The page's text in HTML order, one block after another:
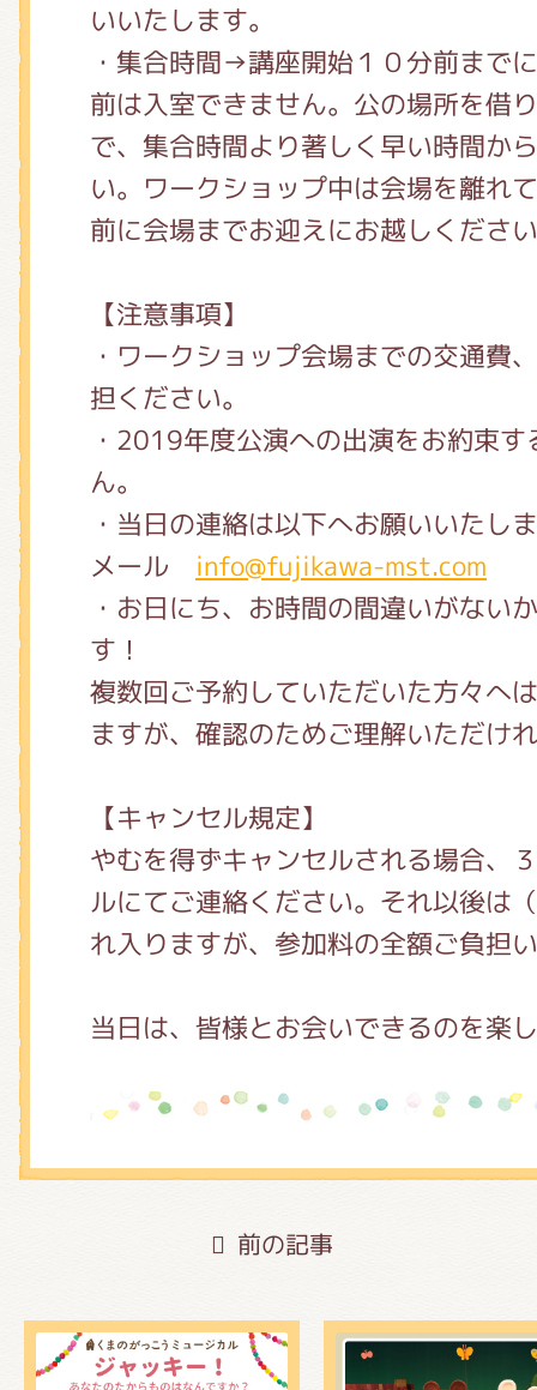
いいたします。
・集合時間→講座開始１０分前まで
前は入室できません。公の場所を借
で、集合時間より著しく早い時間か
い。ワークショップ中は会場を離れ
前に会場までお迎えにお越しくださ
【注意事項】
・ワークショップ会場までの交通費
担ください。
・2019年度公演への出演をお約束
ん。
・当日の連絡は以下へお願いいたし
メール info@fujikawa-mst.com
・お日にち、お時間の間違いがない
す！
複数回ご予約していただいた方々へ
ますが、確認のためご理解いただけ
【キャンセル規定】
やむを得ずキャンセルされる場合、
ルにてご連絡ください。それ以後は
れ入りますが、参加料の全額ご負担
当日は、皆様とお会いできるのを楽
前の記事